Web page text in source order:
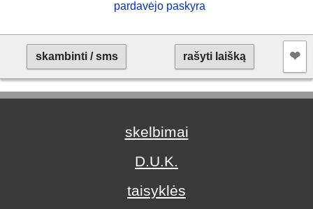
pardavėjo paskyra
skambinti / sms rašyti laišką ❤︎
skelbimai
D.U.K.
taisyklės